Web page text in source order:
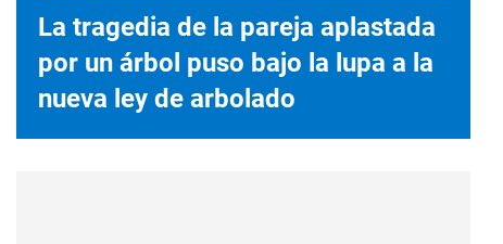
La tragedia de la pareja aplastada
por un árbol puso bajo la lupa a la
nueva ley de arbolado